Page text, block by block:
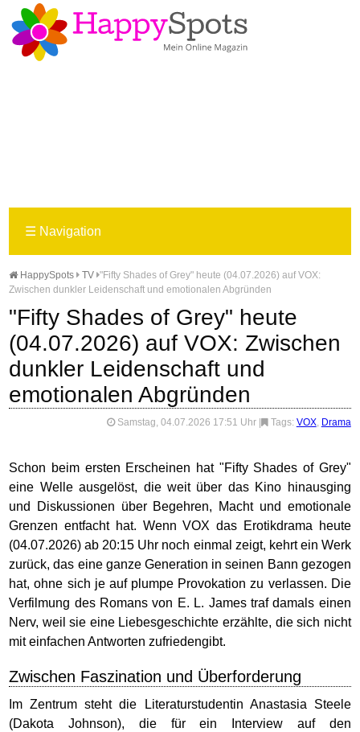
☰ Navigation
HappySpots TV "Fifty Shades of Grey" heute (04.07.2026) auf VOX:
Zwischen dunkler Leidenschaft und emotionalen Abgründen
"Fifty Shades of Grey" heute
(04.07.2026) auf VOX: Zwischen
dunkler Leidenschaft und
emotionalen Abgründen
Samstag, 04.07.2026 17:51 Uhr Tags: VOX, Drama
Schon beim ersten Erscheinen hat "Fifty Shades of Grey"
eine Welle ausgelöst, die weit über das Kino hinausging
und Diskussionen über Begehren, Macht und emotionale
Grenzen entfacht hat. Wenn VOX das Erotikdrama heute
(04.07.2026) ab 20:15 Uhr noch einmal zeigt, kehrt ein Werk
zurück, das eine ganze Generation in seinen Bann gezogen
hat, ohne sich je auf plumpe Provokation zu verlassen. Die
Verfilmung des Romans von E. L. James traf damals einen
Nerv, weil sie eine Liebesgeschichte erzählte, die sich nicht
mit einfachen Antworten zufriedengibt.
Zwischen Faszination und Überforderung
Im Zentrum steht die Literaturstudentin Anastasia Steele
(Dakota Johnson), die für ein Interview auf den